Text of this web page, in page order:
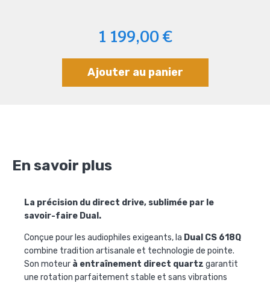
1 199,00 €
Ajouter au panier
En savoir plus
La précision du direct drive, sublimée par le
savoir-faire Dual.
Conçue pour les audiophiles exigeants, la Dual CS 618Q
combine tradition artisanale et technologie de pointe.
Son moteur à entraînement direct quartz garantit
une rotation parfaitement stable et sans vibrations